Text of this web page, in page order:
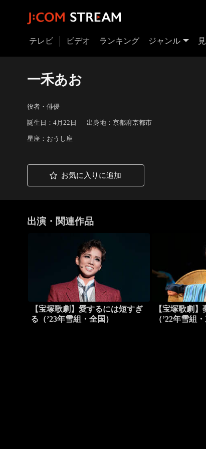
テレビ ビデオ ランキング ジャンル
一禾あお
役者・俳優
誕生日：4月22日 出身地：京都府京都市
星座：おうし座
お気に入りに追加
出演・関連作品
【宝塚歌劇】愛するには短すぎ
る（’23年雪組・全国）
【宝塚歌劇
（’22年雪組